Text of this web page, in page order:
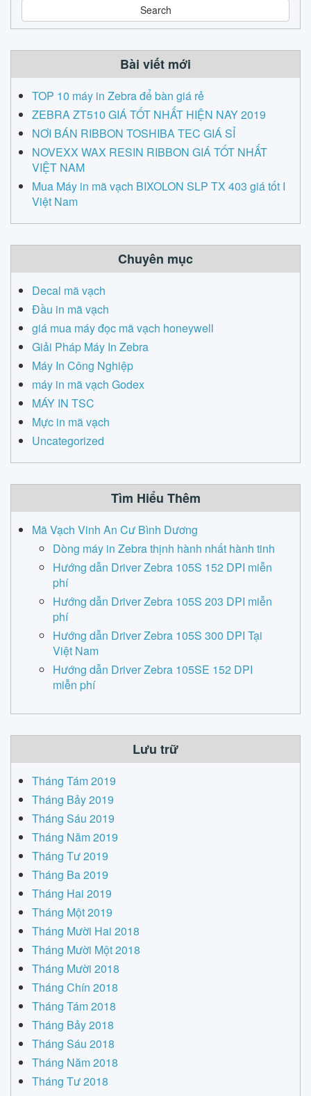
r
c
Bài viết mới
TOP 10 máy in Zebra để bàn giá rẻ
ZEBRA ZT510 GIÁ TỐT NHẤT HIỆN NAY 2019
NƠI BÁN RIBBON TOSHIBA TEC GIÁ SỈ
NOVEXX WAX RESIN RIBBON GIÁ TỐT NHẤT
VIỆT NAM
Mua Máy in mã vạch BIXOLON SLP TX 403 giá tốt I
Việt Nam
Chuyên mục
Decal mã vạch
Đầu in mã vạch
giá mua máy đọc mã vạch honeywell
Giải Pháp Máy In Zebra
Máy In Công Nghiệp
máy in mã vạch Godex
MÁY IN TSC
Mực in mã vạch
Uncategorized
Tìm Hiểu Thêm
Mã Vạch Vinh An Cư Bình Dương
Dòng máy in Zebra thịnh hành nhất hành tinh
Hướng dẫn Driver Zebra 105S 152 DPI miễn
phí
Hướng dẫn Driver Zebra 105S 203 DPI miễn
phí
Hướng dẫn Driver Zebra 105S 300 DPI Tại
Việt Nam
Hướng dẫn Driver Zebra 105SE 152 DPI
miễn phí
Lưu trữ
Tháng Tám 2019
Tháng Bảy 2019
Tháng Sáu 2019
Tháng Năm 2019
Tháng Tư 2019
Tháng Ba 2019
Tháng Hai 2019
Tháng Một 2019
Tháng Mười Hai 2018
Tháng Mười Một 2018
Tháng Mười 2018
Tháng Chín 2018
Tháng Tám 2018
Tháng Bảy 2018
Tháng Sáu 2018
Tháng Năm 2018
Tháng Tư 2018